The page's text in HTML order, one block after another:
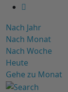
Nach Jahr
Nach Monat
Nach Woche
Heute
Gehe zu Monat